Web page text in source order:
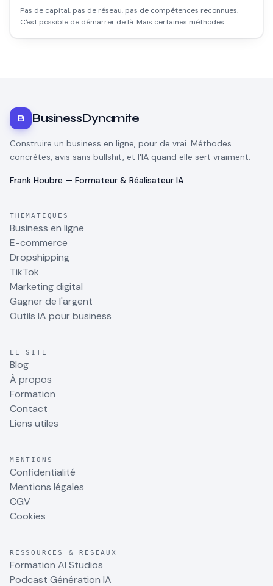
Pas de capital, pas de réseau, pas de compétences reconnues.
C'est possible de démarrer de là. Mais certaines méthodes
B BusinessDynamite
Construire un business en ligne, pour de vrai. Méthodes
concrètes, avis sans bullshit, et l'IA quand elle sert vraiment.
Frank Houbre — Formateur & Réalisateur IA
THÉMATIQUES
Business en ligne
E-commerce
Dropshipping
TikTok
Marketing digital
Gagner de l'argent
Outils IA pour business
LE SITE
Blog
À propos
Formation
Contact
Liens utiles
MENTIONS
Confidentialité
Mentions légales
CGV
Cookies
RESSOURCES & RÉSEAUX
Formation AI Studios
Podcast Génération IA